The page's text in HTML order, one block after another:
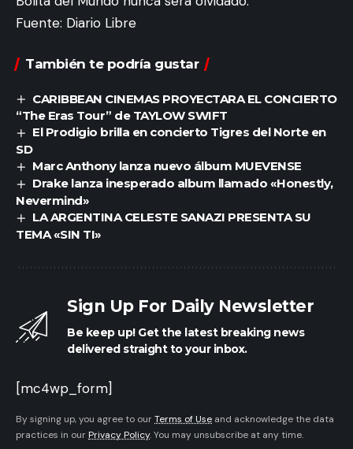
Fuente: Diario Libre
También te podría gustar
CARIBBEAN CINEMAS PROYECTARA EL CONCIERTO
“The Eras Tour” de TAYLOW SWIFT
El Prodigio brilla en concierto Tigres del Norte en
SD
Marc Anthony lanza nuevo álbum MUEVENSE
Drake lanza inesperado album llamado «Honestly,
Nevermind»
LA ARGENTINA CELESTE SANAZI PRESENTA SU
TEMA «SIN TI»
Sign Up For Daily Newsletter
Be keep up! Get the latest breaking news
delivered straight to your inbox.
[mc4wp_form]
By signing up, you agree to ourTerms of Use and acknowledge the data
practices in our Privacy Policy. You may unsubscribe at any time.